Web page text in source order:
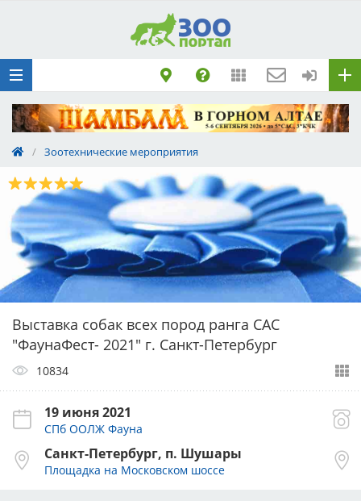
/ Зоотехнические мероприятия
Выставка собак всех пород ранга САС
"ФаунаФест- 2021" г. Санкт-Петербург
10834
19 июня 2021
СПб ООЛЖ Фауна
Санкт-Петербург, п. Шушары
Площадка на Московском шоссе
метрики
Поездку
Обращение